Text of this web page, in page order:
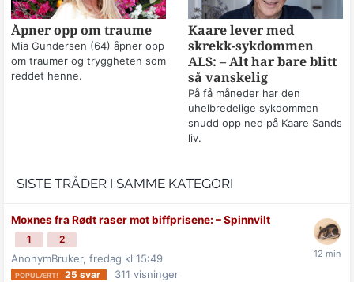
Åpner opp om traume
Mia Gundersen (64) åpner opp
om traumer og tryggheten som
reddet henne.
Kaare lever med
skrekk-sykdommen
ALS: – Alt har bare blitt
så vanskelig
På få måneder har den
uhelbredelige sykdommen
snudd opp ned på Kaare Sands
liv.
SISTE TRÅDER I SAMME KATEGORI
Moxnes fra Rødt raser mot biff­prisene: –⁠ Spinnvilt
1 2
AnonymBruker, fredag kl 15:49
25 svar 311 visninger